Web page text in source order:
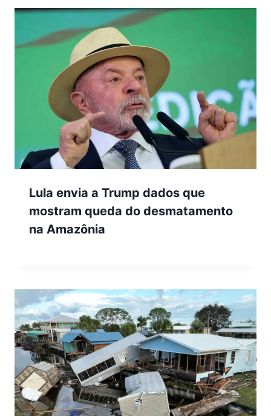
Lula envia a Trump dados que
mostram queda do desmatamento
na Amazônia